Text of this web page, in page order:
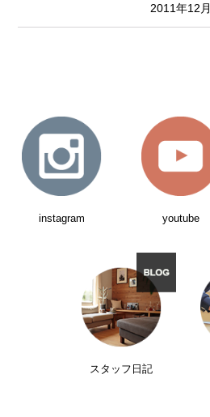
2011年12月
instagram youtube
スタッフ日記